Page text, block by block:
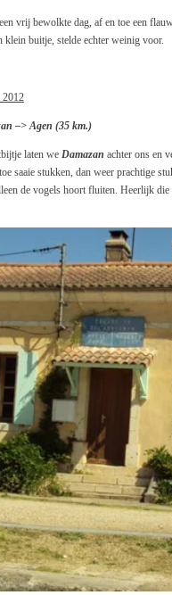
vrij bewolkte dag, af en toe een
klein buitje, stelde echter weinig voor.
2012
–> Agen (35 km.)
laten we Damazan achter ons en
saaie stukken, dan weer prachtige
de vogels hoort fluiten. Heerlijk